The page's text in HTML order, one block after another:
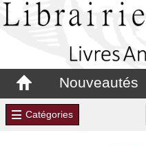
Nouveautés
Catégories